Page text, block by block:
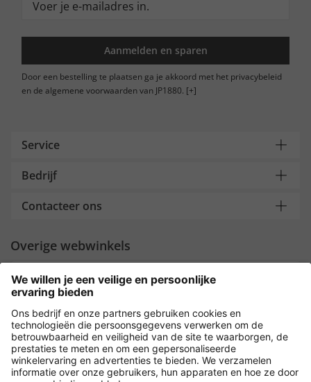
Aanmelden en sparen
Door een bestelling te plaatsen ga je akkoord met het privacybeleid
en de algemene voorwaarden van JP1880. [+]
Service
Bedrijf
Contacteer ons
Overige webwinkels
Nederland
Payment and Delivery
Versleuteling met